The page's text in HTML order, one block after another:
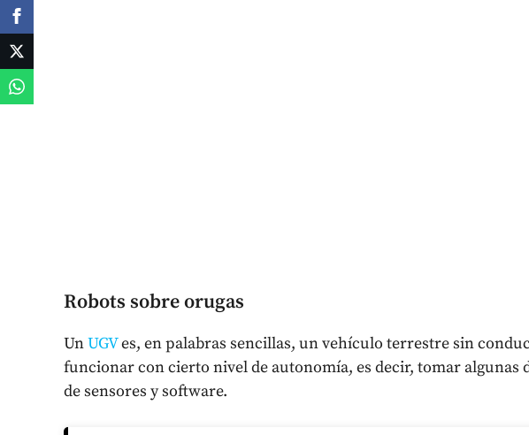
Robots sobre orugas
UnUGVes, en palabras sencillas, un vehículo terrestre sin
funcionar con cierto nivel de autonomía, es decir, tomar algunas
de sensores y software.